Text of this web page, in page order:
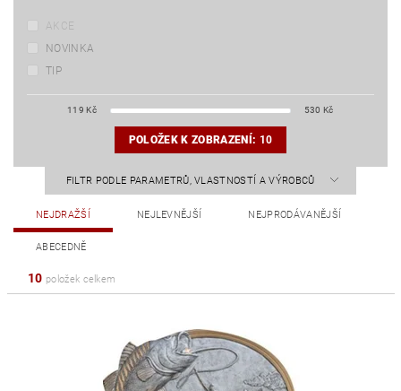
AKCE
NOVINKA
TIP
119 Kč 530 Kč
POLOŽEK K ZOBRAZENÍ: 10
FILTR PODLE PARAMETRŮ, VLASTNOSTÍ A VÝROBCŮ
NEJDRAŽŠÍ NEJLEVNĚJŠÍ NEJPRODÁVANĚJŠÍ
ABECEDNĚ
10 položek celkem